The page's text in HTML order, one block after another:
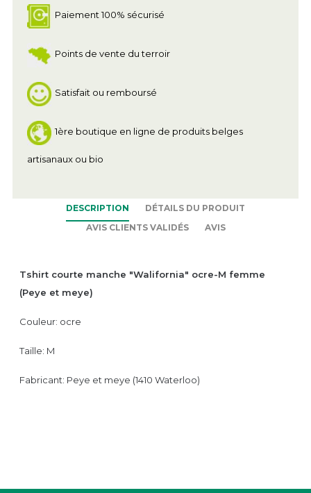
Paiement 100% sécurisé
Points de vente du terroir
Satisfait ou remboursé
1ère boutique en ligne de produits belges
artisanaux ou bio
DESCRIPTION
DÉTAILS DU PRODUIT
AVIS CLIENTS VALIDÉS
AVIS
Tshirt courte manche "Walifornia" ocre-M femme
(Peye et meye)
Couleur: ocre
Taille: M
Fabricant: Peye et meye (1410 Waterloo)